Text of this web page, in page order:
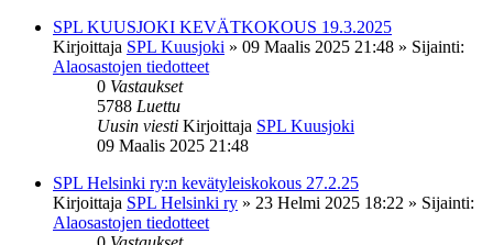
SPL KUUSJOKI KEVÄTKOKOUS 19.3.2025
Kirjoittaja SPL Kuusjoki » 09 Maalis 2025 21:48 » Sijainti:
Alaosastojen tiedotteet
0 Vastaukset
5788 Luettu
Uusin viesti Kirjoittaja SPL Kuusjoki
09 Maalis 2025 21:48
SPL Helsinki ry:n kevätyleiskokous 27.2.25
Kirjoittaja SPL Helsinki ry » 23 Helmi 2025 18:22 » Sijainti:
Alaosastojen tiedotteet